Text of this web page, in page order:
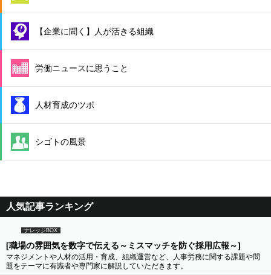
【企業に聞く】人が活きる組織
労働ニュースに思うこと
人材育成のツボ
シゴトの風景
人気記事ランキング
ナレッジBOX
[職場の雰囲気を数字で伝える～ミスマッチを防ぐ採用広報～]
マネジメントや人材の活用・育成、組織運営など、人事労務に関する課題や問
題をテーマに有識者や専門家に解説していただきます。